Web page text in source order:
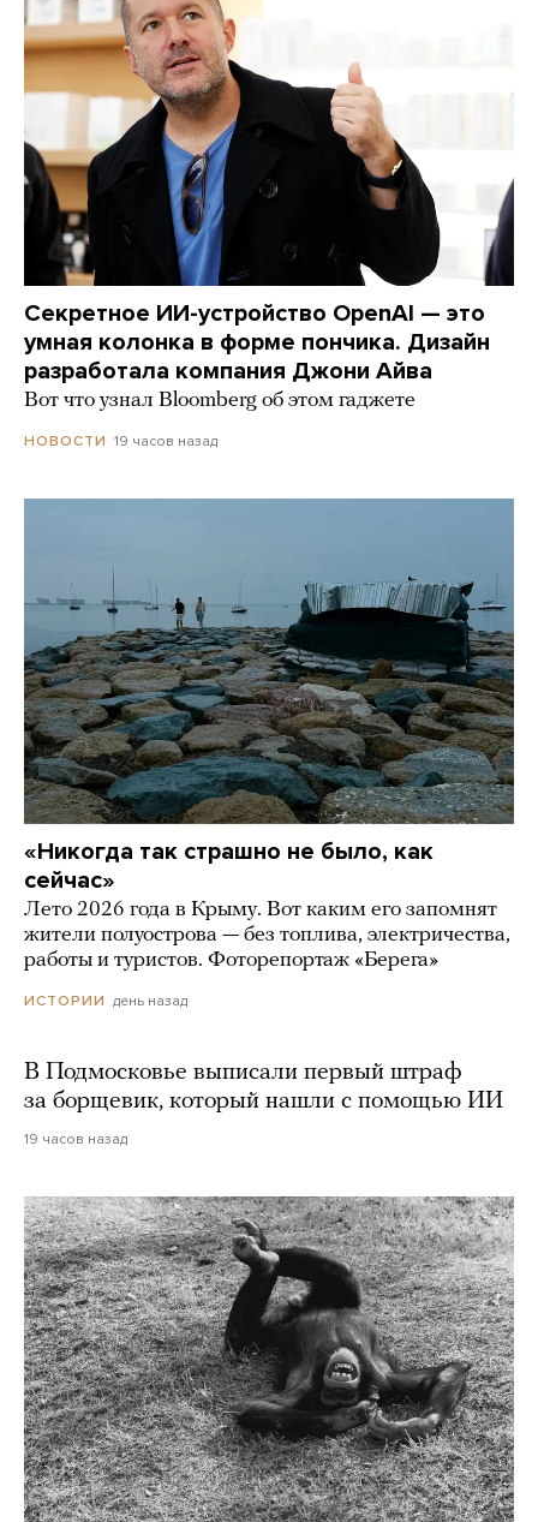
Секретное ИИ-устройство OpenAI — это
умная колонка в форме пончика. Дизайн
разработала компания Джони Айва
Вот что узнал Bloomberg об этом гаджете
НОВОСТИ 19 часов назад
«Никогда так страшно не было, как
сейчас»
Лето 2026 года в Крыму. Вот каким его запомнят
жители полуострова — без топлива, электричества,
работы и туристов. Фоторепортаж «Берега»
ИСТОРИИ день назад
В Подмосковье выписали первый штраф
за борщевик, который нашли с помощью ИИ
19 часов назад